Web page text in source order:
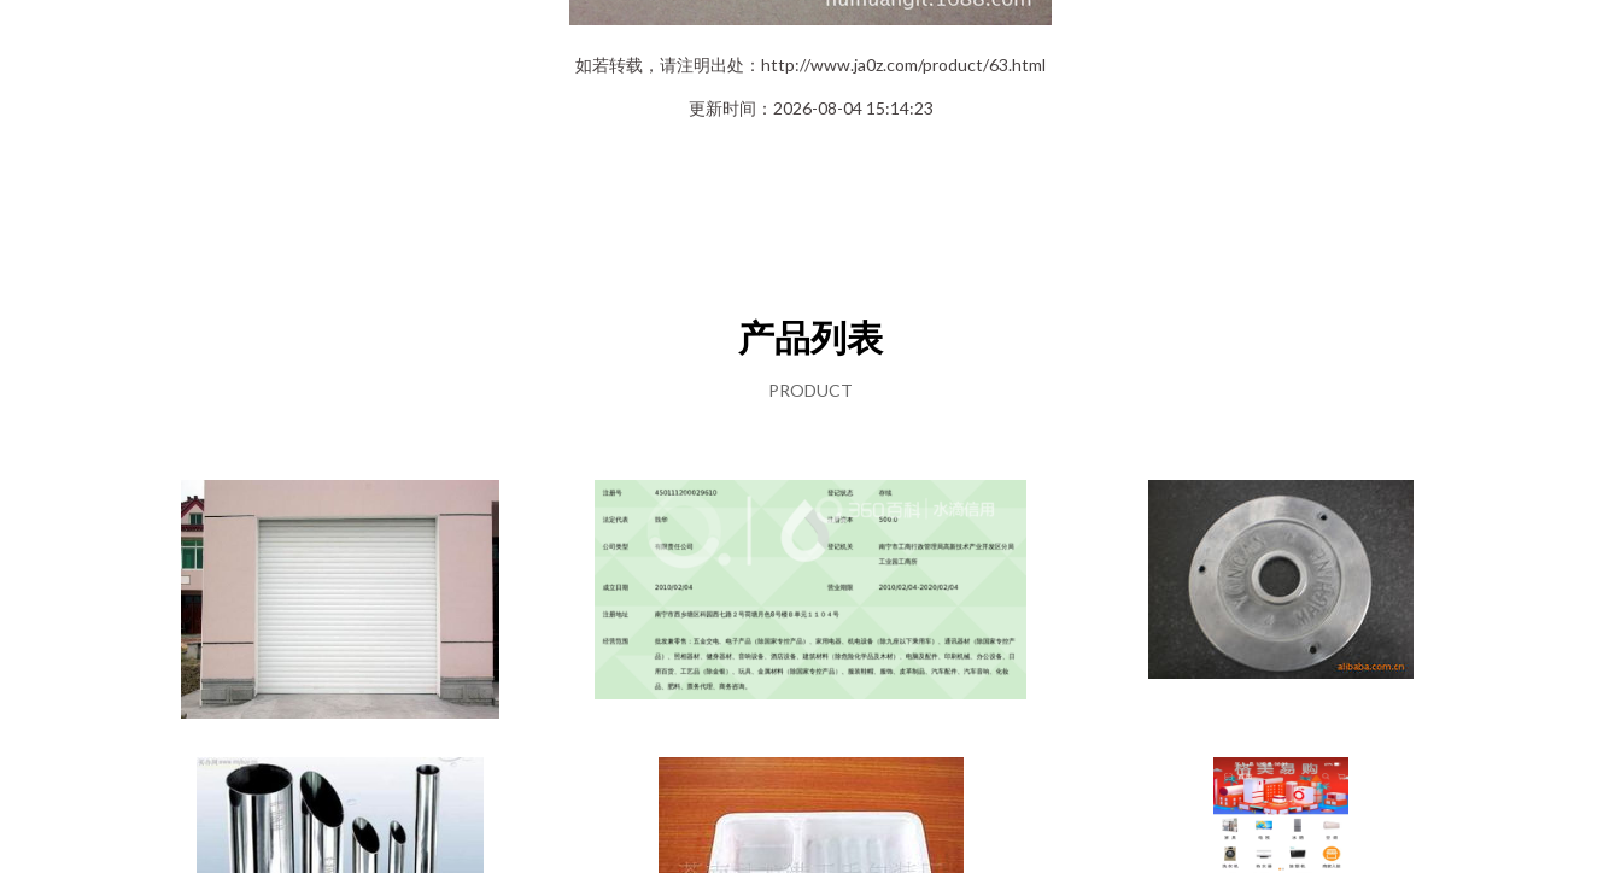
如若转载，请注明出处：http://www.ja0z.com/product/63.html
更新时间：2026-08-04 15:14:23
产品列表
PRODUCT